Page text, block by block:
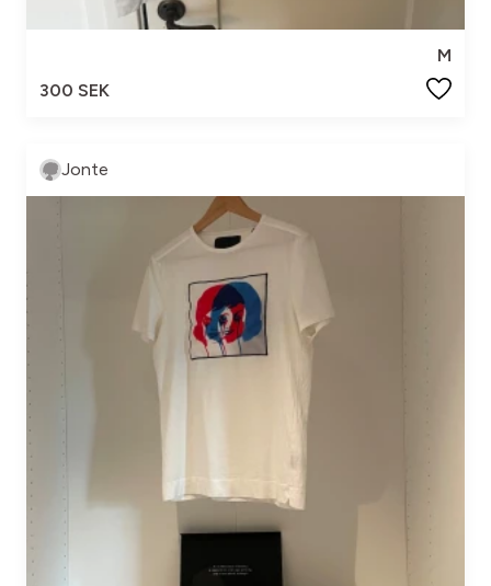
M
300 SEK
Jonte